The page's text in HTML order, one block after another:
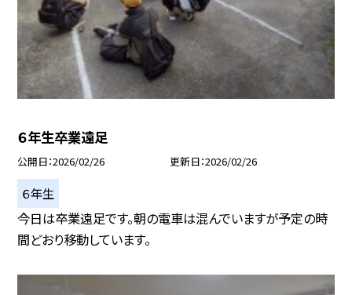
６年生卒業遠足
公開日 2026/02/26 更新日 2026/02/26
６年生
今日は卒業遠足です。朝の電車は混んでいますが予定の時
間どおり移動しています。